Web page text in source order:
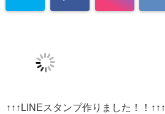
↑↑↑LINEスタンプ作りました！！↑↑↑